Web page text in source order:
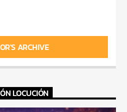
ARCHIVE
LOCUCIÓN